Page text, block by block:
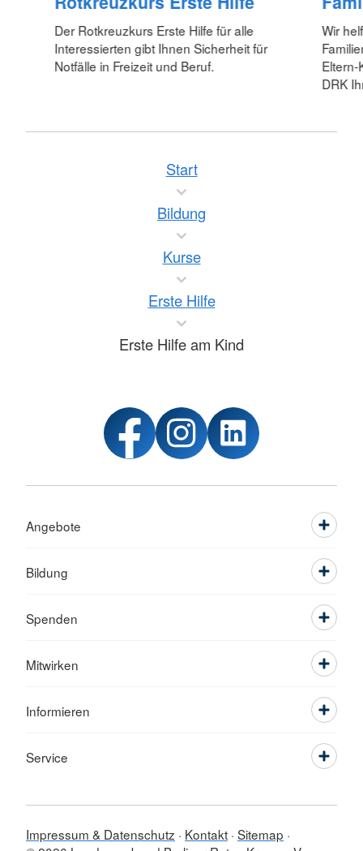
Der Rotkreuzkurs Erste Hilfe für alle
Interessierten gibt Ihnen Sicherheit für
Notfälle in Freizeit und Beruf.
Wir
DRK
Start
Bildung
Kurse
Erste Hilfe
Erste Hilfe am Kind
Angebote
Bildung
Spenden
Mitwirken
Informieren
Service
Impressum & Datenschutz Kontakt Sitemap